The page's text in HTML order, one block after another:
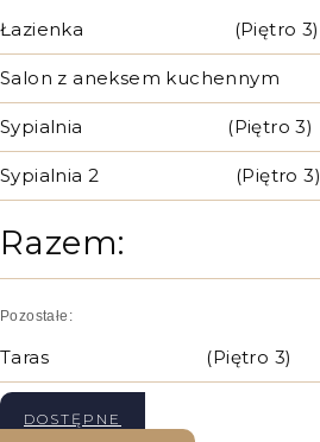
Łazienka (Piętro 3)
Salon z aneksem kuchennym
Sypialnia (Piętro 3)
Sypialnia 2 (Piętro 3)
Razem:
Pozostałe:
Taras (Piętro 3)
DOSTĘPNE